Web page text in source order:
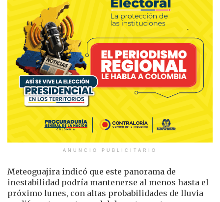
ANUNCIO PUBLICITARIO
Meteoguajira indicó que este panorama de
inestabilidad podría mantenerse al menos hasta el
próximo lunes, con altas probabilidades de lluvia